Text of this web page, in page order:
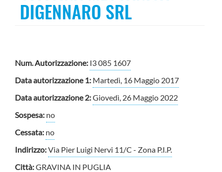
DIGENNARO SRL
Num. Autorizzazione: I3 085 1607
Data autorizzazione 1: Martedì, 16 Maggio 2017
Data autorizzazione 2:Giovedì, 26 Maggio 2022
Sospesa: no
Cessata: no
Indirizzo:Via Pier Luigi Nervi 11/C - Zona P.I.P.
Città:GRAVINA IN PUGLIA